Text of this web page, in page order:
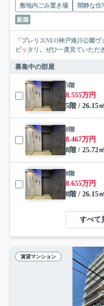
敷地内ごみ置き場
閑静な住
新築
「プレリスNEO神戸湊川公園
ピッタリ。ぜひ一度見ていただ
募集中の部屋
5階
8.555万円
5階 / 26.15
8階
8.467万円
8階 / 25.72
8階
8.655万円
8階 / 26.15
すべて
賃貸マンション